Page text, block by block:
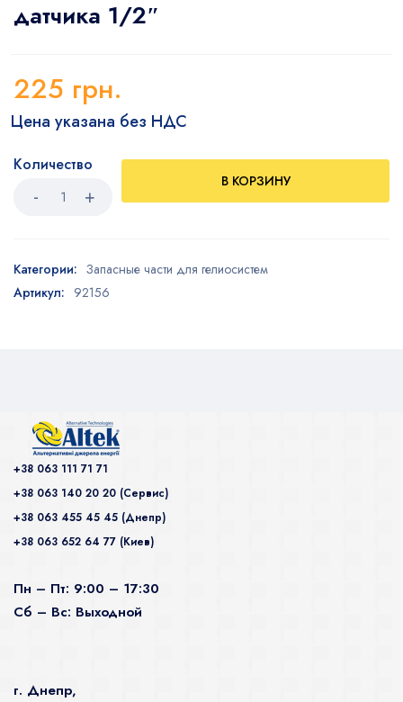
датчика 1/2″
225 грн.
Цена указана без НДС
Количество
В КОРЗИНУ
Категории: Запасные части для гелиосистем
Артикул: 92156
+38 063 111 71 71
+38 063 140 20 20 (Сервис)
+38 063 455 45 45 (Днепр)
+38 063 652 64 77 (Киев)
Пн – Пт: 9:00 – 17:30
Сб – Вс: Выходной
г. Днепр,